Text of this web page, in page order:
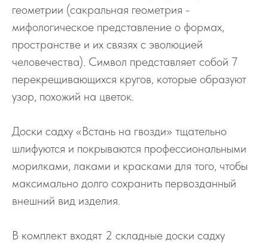
геометрии (сакральная геометрия -
мифологическое представление о формах,
пространстве и их связях с эволюцией
человечества). Символ представляет собой 7
перекрещивающихся кругов, которые образуют
узор, похожий на цветок.
Доски садху «Встань на гвозди» тщательно
шлифуются и покрываются профессиональными
морилками, лаками и красками для того, чтобы
максимально долго сохранить первозданный
внешний вид изделия.
В комплект входят 2 складные доски садху